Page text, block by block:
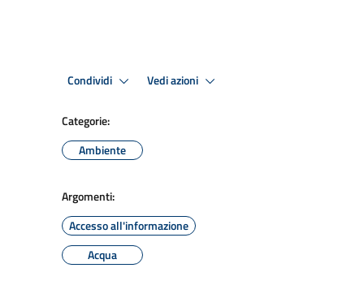
Condividi Vedi azioni
Categorie:
Ambiente
Argomenti:
Accesso all'informazione
Acqua